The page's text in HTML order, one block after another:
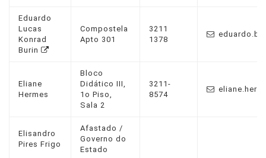
Eduardo
Lucas
Konrad
Burin
Compostela
Apto 301
3211
1378
Eliane
Hermes
Bloco
Didático III,
1o Piso,
Sala 2
3211-
8574
Elisandro
Pires Frigo
Afastado /
Governo do
Estado